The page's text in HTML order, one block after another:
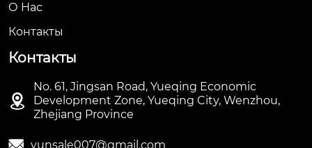
О Hас
Контакты
Контакты

No. 61, Jingsan Road, Yueqing Economic
Development Zone, Yueqing City, Wenzhou,
Zhejiang Province
yunsale007@gmail.com